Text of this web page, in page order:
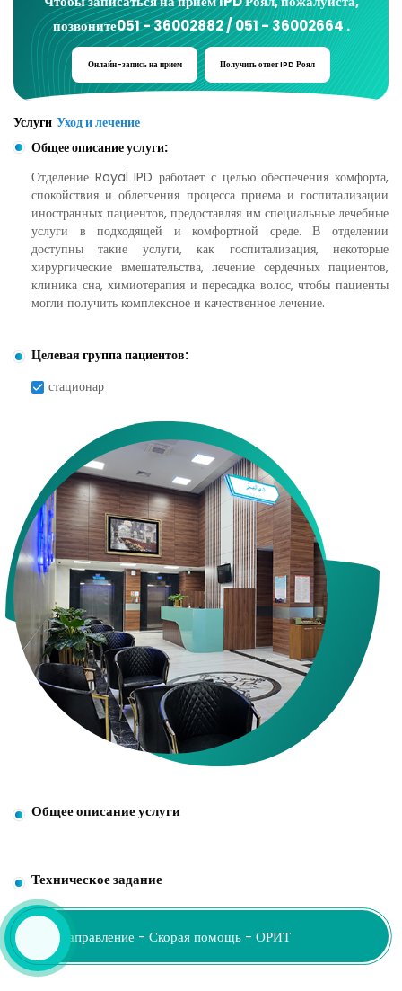
позвоните051 - 36002882 / 051 - 36002664 .
Онлайн-запись на прием Получить ответIPD Роял
Услуги Уход и лечение
Общее описание услуги:
Отделение Royal IPD работает с целью обеспечения комфорта,
спокойствия и облегчения процесса приема и госпитализации
иностранных пациентов, предоставляя им специальные лечебные
услуги в подходящей и комфортной среде. В отделении
доступны такие услуги, как госпитализация, некоторые
хирургические вмешательства, лечение сердечных пациентов,
клиника сна, химиотерапия и пересадка волос, чтобы пациенты
могли получить комплексное и качественное лечение.
Целевая группа пациентов:
стационар
Общее описание услуги
Техническое задание
Направление - Скорая помощь - ОРИТ